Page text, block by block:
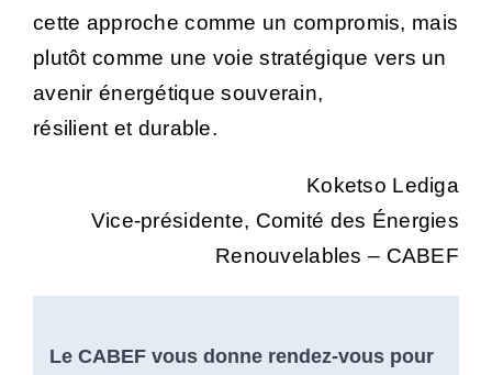
cette approche comme un compromis, mais
plutôt comme une voie stratégique vers un
avenir énergétique souverain,
résilient et durable.
Koketso Lediga
Vice-présidente, Comité des Énergies
Renouvelables – CABEF
Le CABEF vous donne rendez-vous pour